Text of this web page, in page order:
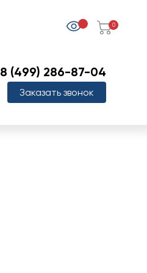
0
8 (499) 286-87-04
Заказать звонок